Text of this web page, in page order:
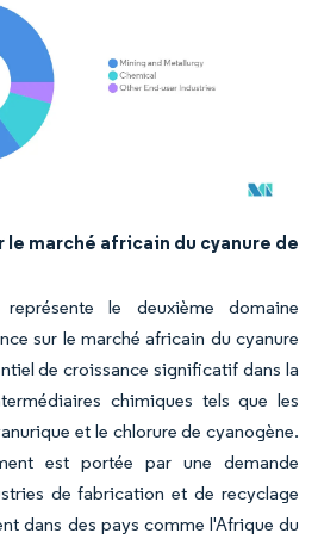
réutilisation nécessite une attribution sous CC BY
marché africain du cyanure de
le deuxième domaine
sur le marché africain du cyanure
de croissance significatif dans la
chimiques tels que les
et le chlorure de cyanogène.
est portée par une demande
de fabrication et de recyclage
dans des pays comme l'Afrique du